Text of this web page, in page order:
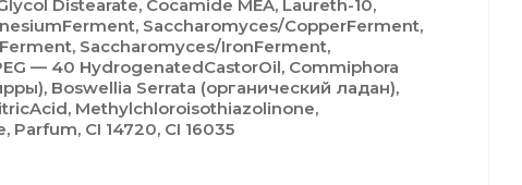
Distearate, Cocamide MEA, Laureth-10,
Saccharomyces/CopperFerment,
Saccharomyces/IronFerment,
— 40 HydrogenatedCastorOil, Commiphora
Boswellia Serrata (органический ладан),
Methylchloroisothiazolinone,
CI 14720, CI 16035